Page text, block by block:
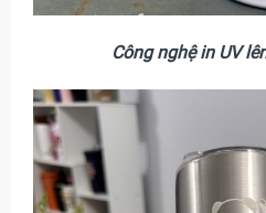
Công nghệ in UV